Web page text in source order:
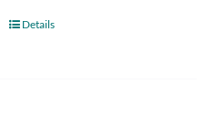
Details